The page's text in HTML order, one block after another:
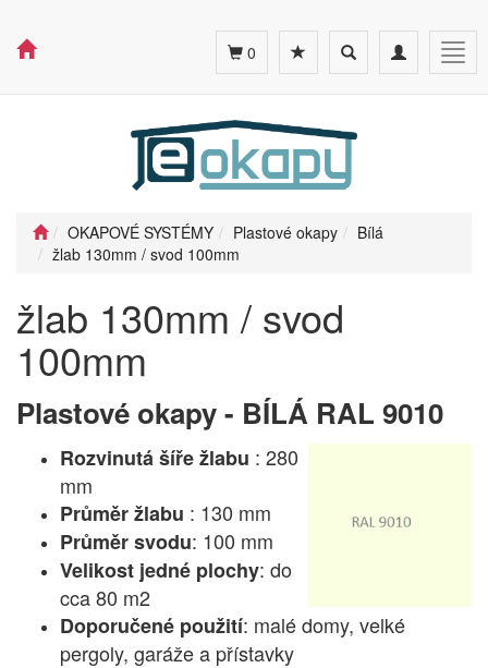
Toggle
navigation
Toggle
search
0
OKAPOVÉ SYSTÉMY Plastové okapy
Bílá
žlab 130mm / svod 100mm
žlab 130mm / svod
100mm
Plastové okapy - BÍLÁ RAL 9010
Rozvinutá šíře žlabu : 280
mm
Průměr žlabu : 130 mm
Průměr svodu: 100 mm
Velikost jedné plochy: do
cca 80 m2
Doporučené použití: malé domy, velké
pergoly, garáže a přístavky